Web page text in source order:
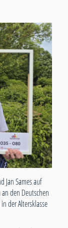
Jan Sames auf
den Deutschen
der Altersklasse